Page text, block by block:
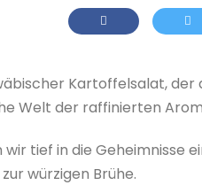
Kartoffelsalat,
Welt der raffinierten
tief in die Geheimnisse
würzigen Brühe.